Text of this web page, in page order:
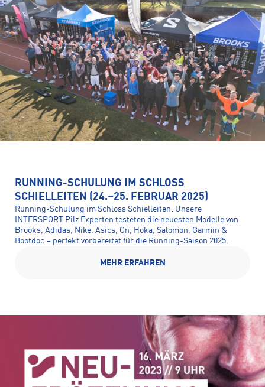
RUNNING-SCHULUNG IM SCHLOSS
SCHIELLEITEN (24.–25. FEBRUAR 2025)
Running-Schulung im Schloss Schielleiten: Unsere
INTERSPORT Pilz Experten testeten die neuesten Modelle von
Brooks, Adidas, Nike, Asics, On, Hoka, Salomon, Garmin &
Bootdoc – perfekt vorbereitet für die Running-Saison 2025.
MEHR ERFAHREN